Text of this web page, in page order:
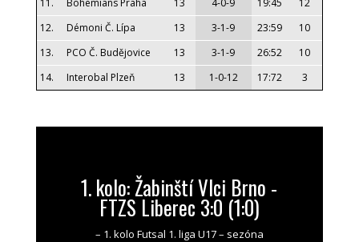
11. Bohemians Praha 13 4-0-9 19:45
12
12.
Démoni Č. Lípa 13 3-1-9 23:59
10
13.
PCO Č. Budějovice 13 3-1-9 26:52
10
14.
Interobal Plzeň 13 1-0-12 17:72 3
1. kolo: Žabinští Vlci Brno -
FTZS Liberec 3:0 (1:0)
– 1. kolo Futsal 1. liga U17 – sezóna